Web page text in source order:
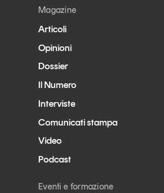
Magazine
Articoli
Opinioni
Dossier
Il Numero
Interviste
Comunicati stampa
Video
Podcast
Eventi e formazione